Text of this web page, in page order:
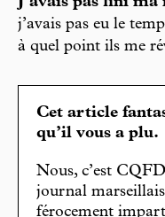
j’avais pas eu le
à quel point ils me
Cet article
qu’il vous a plu.
Nous, c’est
journal
férocement